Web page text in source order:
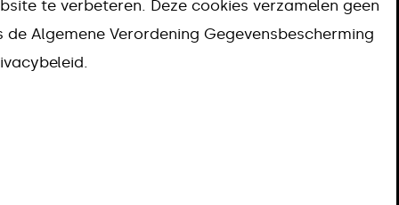
te verbeteren. Deze cookies verzamelen geen
Algemene Verordening Gegevensbescherming